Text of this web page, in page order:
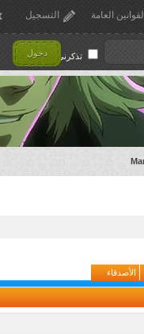
القوانين العامة التسجيل
تذكرني ! دخول
الأصدقاء